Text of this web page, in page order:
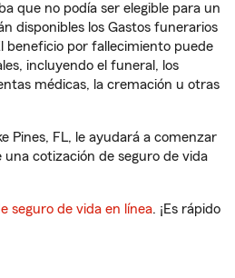
que no podía ser elegible para un
disponibles los Gastos funerarios
beneficio por fallecimiento puede
incluyendo el funeral, los
médicas, la cremación u otras
Pines, FL, le ayudará a comenzar
cotización de seguro de vida
seguro de vida en línea. ¡Es rápido